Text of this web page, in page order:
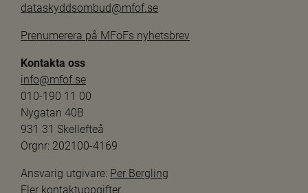
dataskyddsombud@mfof.se
Prenumerera på MFoFs nyhetsbrev
Kontakta oss
info@mfof.se
010-190 11 00
Nygatan 40B
931 31 Skellefteå
Orgnr: 202100-4169
Ansvarig utgivare: Per Bergling
Fler kontaktuppgifter